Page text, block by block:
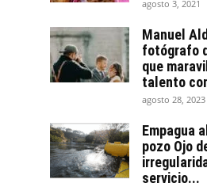
agosto 3, 2021
Manuel
fotógrafo
que
talento
agosto 28, 2023
Empagua
pozo Ojo
servicio...